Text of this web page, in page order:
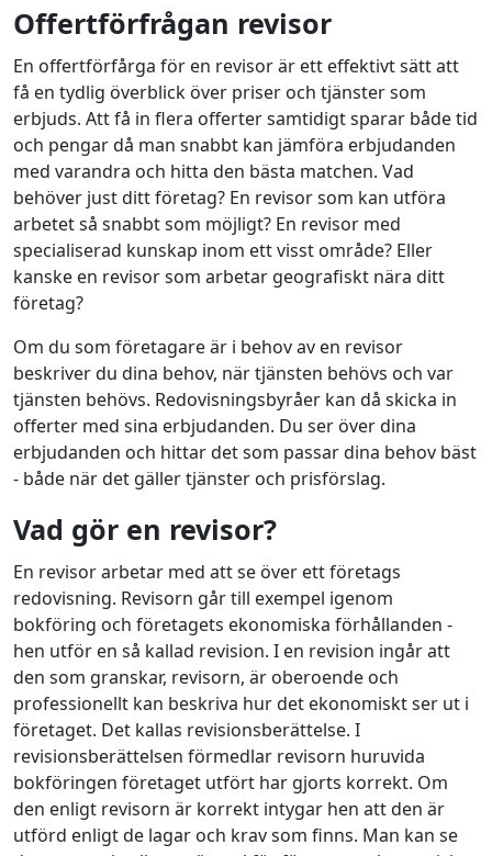
Offertförfrågan revisor
En offertförfårga för en revisor är ett effektivt sätt att
få en tydlig överblick över priser och tjänster som
erbjuds. Att få in flera offerter samtidigt sparar både tid
och pengar då man snabbt kan jämföra erbjudanden
med varandra och hitta den bästa matchen. Vad
behöver just ditt företag? En revisor som kan utföra
arbetet så snabbt som möjligt? En revisor med
specialiserad kunskap inom ett visst område? Eller
kanske en revisor som arbetar geografiskt nära ditt
företag?
Om du som företagare är i behov av en revisor
beskriver du dina behov, när tjänsten behövs och var
tjänsten behövs. Redovisningsbyråer kan då skicka in
offerter med sina erbjudanden. Du ser över dina
erbjudanden och hittar det som passar dina behov bäst
- både när det gäller tjänster och prisförslag.
Vad gör en revisor?
En revisor arbetar med att se över ett företags
redovisning. Revisorn går till exempel igenom
bokföring och företagets ekonomiska förhållanden -
hen utför en så kallad revision. I en revision ingår att
den som granskar, revisorn, är oberoende och
professionellt kan beskriva hur det ekonomiskt ser ut i
företaget. Det kallas revisionsberättelse. I
revisionsberättelsen förmedlar revisorn huruvida
bokföringen företaget utfört har gjorts korrekt. Om
den enligt revisorn är korrekt intygar hen att den är
utförd enligt de lagar och krav som finns. Man kan se